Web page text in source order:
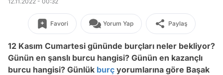
Favori Yorum Yap Paylaş
12 Kasım Cumartesi gününde burçları neler bekliyor?
Günün en şanslı burcu hangisi? Günün en kazançlı
burcu hangisi? Günlük burç yorumlarına göre Başak